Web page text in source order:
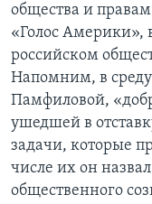
общества и
«Голос Америки»,
российском
Напомним, в
Памфиловой,
ушедшей в
задачи, которые
числе их он
общественного